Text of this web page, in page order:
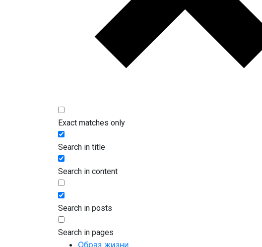
Exact matches only
Search in title
Search in content
Search in posts
Search in pages
Образ жизни